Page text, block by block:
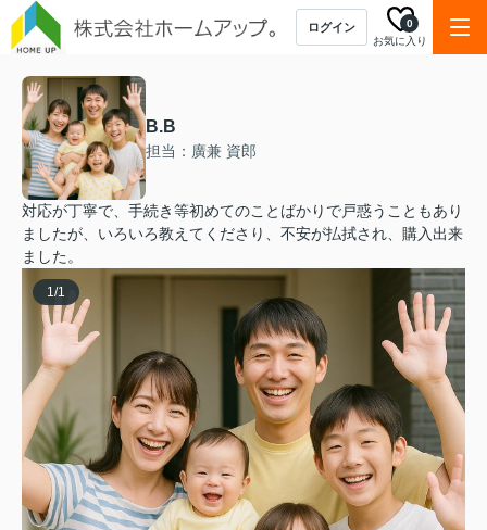
ログイン
お気に入り
0
B.B
担当：廣兼 資郎
対応が丁寧で、手続き等初めてのことばかりで戸惑うこともあり
ましたが、いろいろ教えてくださり、不安が払拭され、購入出来
ました。
1/1